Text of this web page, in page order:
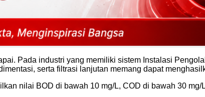
Pada industri yang memiliki sistem Instalasi
serta filtrasi lanjutan memang dapat
nilai BOD di bawah 10 mg/L, COD di bawah 30 mg/